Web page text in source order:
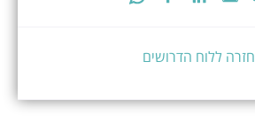
חזרה ללוח הדרושים